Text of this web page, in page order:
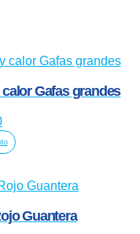
Gafas grandes
Guantera